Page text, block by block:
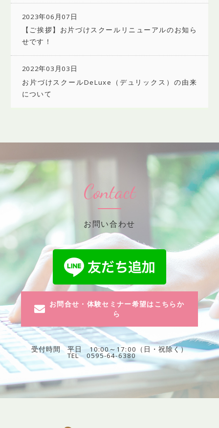
2023年06月07日
【ご挨拶】お片づけスクールリニューアルのお知ら
せです！
2022年03月03日
お片づけスクールDeLuxe（デュリックス）の由来
について
Contact
お問い合わせ
お問合せ・体験セミナー希望はこちらか
ら
受付時間 平日 10:00～17:00（日・祝除く）
TEL 0595-64-6380